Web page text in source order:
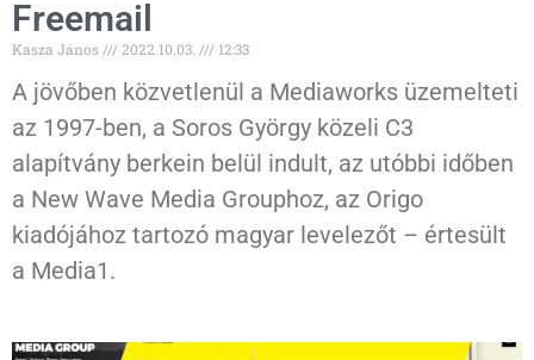
Freemail
Kasza János 2022.10.03. 12:33
A jövőben közvetlenül a Mediaworks üzemelteti
az 1997-ben, a Soros György közeli C3
alapítvány berkein belül indult, az utóbbi időben
a New Wave Media Grouphoz, az Origo
kiadójához tartozó magyar levelezőt – értesült
a Media1.